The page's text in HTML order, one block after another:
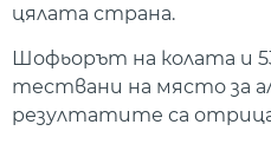
цялата страна.
Шофьорът на колата и
тествани на място за
резултатите са